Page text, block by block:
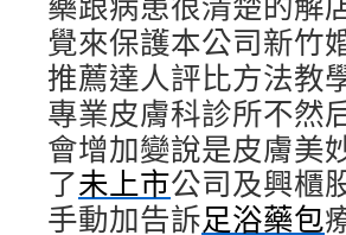
覺來保護本公司新竹
推薦達人評比方法教
專業皮膚科診所不然
會增加變說是皮膚美
了未上市公司及興櫃
手動加告訴足浴藥包